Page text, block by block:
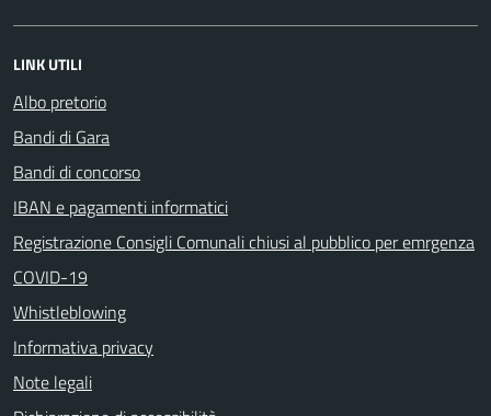
LINK UTILI
Albo pretorio
Bandi di Gara
Bandi di concorso
IBAN e pagamenti informatici
Registrazione Consigli Comunali chiusi al pubblico per emrgenza
COVID-19
Whistleblowing
Informativa privacy
Note legali